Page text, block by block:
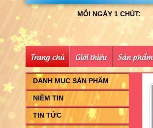
MỖI NGÀY 1 CHÚT:
Trang chủ Giới thiệu Sản phẩm
DANH MỤC SẢN PHẨM
NIỀM TIN
TIN TỨC